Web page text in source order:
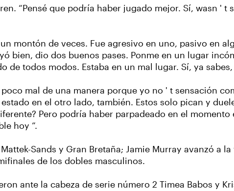
“Pensé que podría haber jugado mejor. Sí, wasn '
montón de veces. Fue agresivo en uno, pasivo en
bien, dio dos buenos pases. Ponme en un lugar
de todos modos. Estaba en un mal lugar. Sí, ya
mal de una manera porque yo no ' t sensación
en el otro lado, también. Estos solo pican y
Pero podría haber parpadeado en el
hoy ”.
Sands y Gran Bretaña; Jamie Murray avanzó a
de los dobles masculinos.
ante la cabeza de serie número 2 Timea Babos y